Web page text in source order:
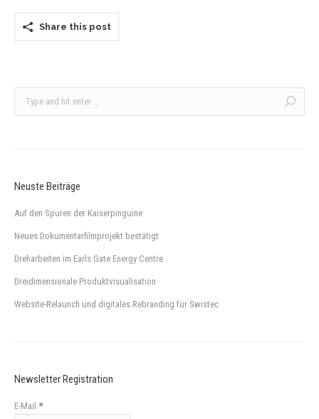
Share this post
Neuste Beiträge
Auf den Spuren der Kaiserpinguine
Neues Dokumentarfilmprojekt bestätigt
Dreharbeiten im Earls Gate Energy Centre
Dreidimensionale Produktvisualisation
Website-Relaunch und digitales Rebranding für Swistec
Newsletter Registration
E-Mail *